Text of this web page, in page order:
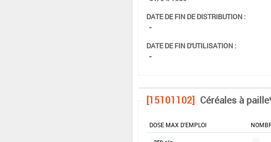
DATE DE FIN DE DISTRIBUTION :
-
DATE DE FIN D'UTILISATION :
-
[15101102] Céréales à
DOSE MAX D'EMPLOI